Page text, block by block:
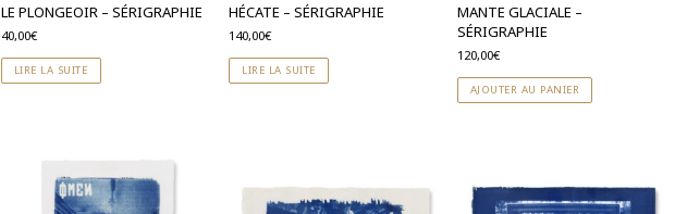
LE PLONGEOIR – SÉRIGRAPHIE
40,00€
LIRE LA SUITE
HÉCATE – SÉRIGRAPHIE
140,00€
LIRE LA SUITE
MANTE GLACIALE –
SÉRIGRAPHIE
120,00€
AJOUTER AU PANIER